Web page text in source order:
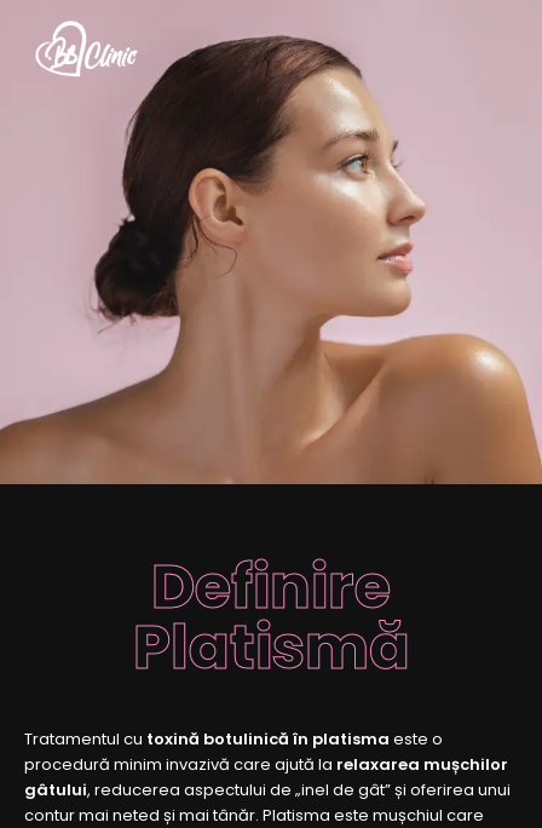
Definire
Platismă
Tratamentul cu toxină botulinică în platisma este o
procedură minim invazivă care ajută la relaxarea mușchilor
gâtului, reducerea aspectului de „inel de gât” și oferirea unui
contur mai neted și mai tânăr. Platisma este mușchiul care